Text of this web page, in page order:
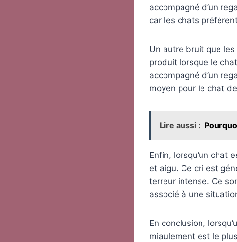
accompagné d’un
car les chats
Un autre bruit que
produit lorsque le
accompagné d’un
moyen pour le chat
Lire aussi :
Enfin, lorsqu’un chat
et aigu. Ce cri est
terreur intense. Ce
associé à une
En conclusion,
miaulement est le